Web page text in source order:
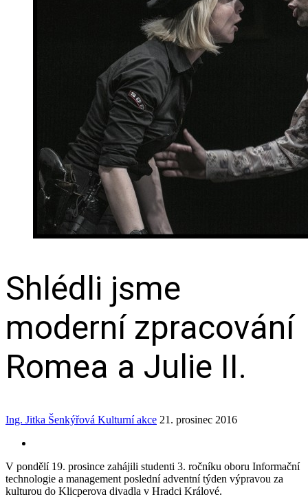
Shlédli jsme
moderní zpracování
Romea a Julie II.
Ing. Jitka Šenkýřová Kulturní akce 21. prosinec 2016
V pondělí 19. prosince zahájili studenti 3. ročníku oboru Informační
technologie a management poslední adventní týden výpravou za
kulturou do Klicperova divadla v Hradci Králové.